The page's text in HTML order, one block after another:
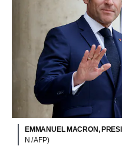
EMMANUEL MACRON,
N / AFP)